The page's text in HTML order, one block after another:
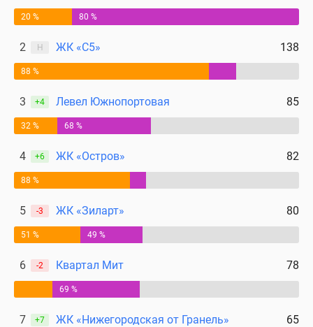
20 % 80 %
2 Н ЖК «С5» 138
88 %
3 +4 Левел Южнопортовая 85
32 % 68 %
4 +6 ЖК «Остров» 82
88 %
5 -3 ЖК «Зиларт» 80
51 % 49 %
6 -2 Квартал Мит 78
69 %
7 +7 ЖК «Нижегородская от Гранель» 65